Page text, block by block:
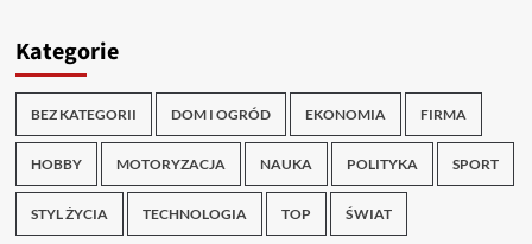
Kategorie
BEZ KATEGORII DOM I OGRÓD EKONOMIA FIRMA
HOBBY MOTORYZACJA NAUKA POLITYKA SPORT
STYL ŻYCIA TECHNOLOGIA TOP ŚWIAT